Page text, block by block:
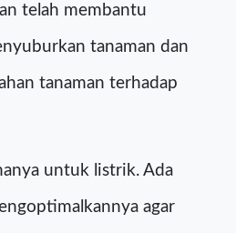
telah membantu
tanaman dan
tanaman terhadap
untuk listrik. Ada
agar